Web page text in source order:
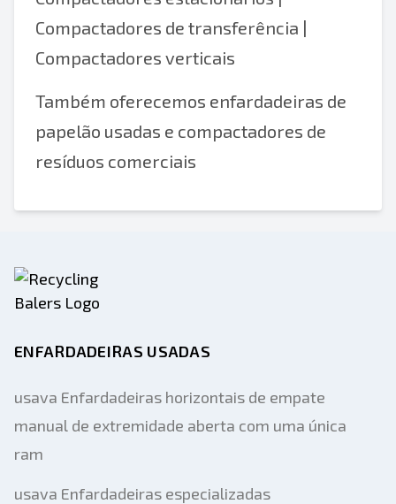
Compactadores de transferência |
Compactadores verticais
Também oferecemos enfardadeiras de
papelão usadas e compactadores de
resíduos comerciais
ENFARDADEIRAS USADAS
usava Enfardadeiras horizontais de empate
manual de extremidade aberta com uma única
ram
usava Enfardadeiras especializadas